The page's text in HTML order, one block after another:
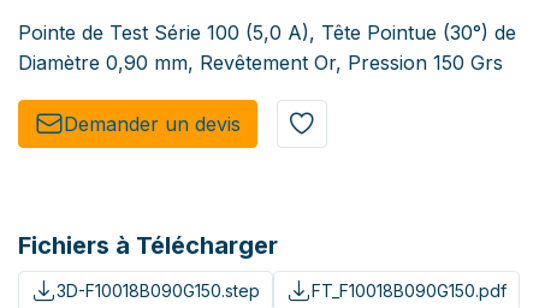
Pointe de Test Série 100 (5,0 A), Tête Pointue (30°) de
Diamètre 0,90 mm, Revêtement Or, Pression 150 Grs
Demander un de​​vis​​
Fichiers à Télécharger
3D-F10018B090G150.step
FT_F10018B090G150.pdf